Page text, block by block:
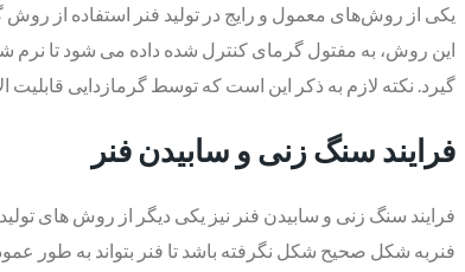
یکی از روش‌های معمول و رایج در تولید فنر استفاده از روش
این روش، به مفتول گرمای کنترل شده داده می شود تا نرم
گیرد. نکته لازم به ذکر این است که توسط گرمازدایی
فرایند سنگ زنی و سابیدن فنر
فرایند سنگ زنی و سابیدن فنر نیز یکی دیگر از روش های